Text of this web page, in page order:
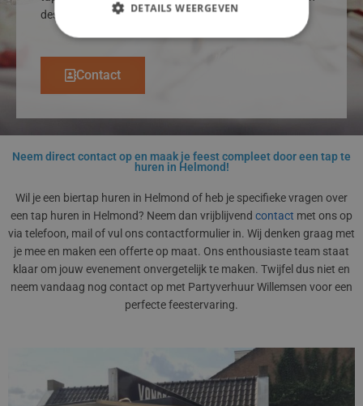
deskundigheid, betrouwbaarheid en vakmanschap.
Contact
Neem direct contact op en maak je feest compleet door een tap te
huren in Helmond!
Wil je een biertap huren in Helmond of heb je specifieke vragen over
een tap huren in Helmond? Neem dan vrijblijvend contact met ons op
via telefoon, mail of vul ons contactformulier in. Wij denken graag met
je mee en maken een offerte op maat. Ons enthousiaste team staat
klaar om jouw evenement onvergetelijk te maken. Twijfel dus niet en
neem vandaag nog contact op met Partyverhuur Willemsen voor een
perfecte feestervaring.
DETAILS WEERGEVEN